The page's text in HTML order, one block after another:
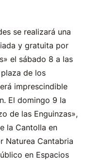
se realizará una
y gratuita por
el sábado 8 a las
de los
imprescindible
El domingo 9 la
de las Enguinzas»,
la Cantolla en
Naturea Cantabria
en Espacios